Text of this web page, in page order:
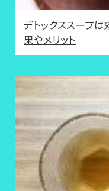
デトックススープ
果やメリット